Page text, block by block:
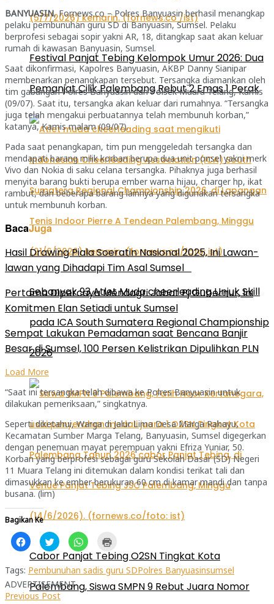
Festival Panjat Tebing Kelompok Umur 2026: Dua
Pemanjat Cilik Palembang Rebut 2 Emas 1 Perak
Sebanyak 93 Atlet Muda cheerleading Unjuk Skill
pada ICA South Sumatera Regional Championship
2026
Cabor Panjat Tebing O2SN Tingkat Kota
Palembang, Siswa SMPN 9 Rebut Juara Nomor
BANYUASIN, Fornews.co – Polres Banyuasin berhasil menangkap
pelaku pembunuhan guru SD di Banyuasin, Sumsel. Pelaku
berprofesi sebagai sopir yakni AR, 18, ditangkap saat akan keluar
rumah di kawasan Banyuasin, Sumsel.
Saat dikonfirmasi, Kapolres Banyuasin, AKBP Danny Sianipar
membenarkan penangkapan tersebut. Tersangka diamankan oleh
tim gabungan Polres Banyuasin dan Polsek Muara Telang, Kamis
(09/07). Saat itu, tersangka akan keluar dari rumahnya. “Tersangka
juga telah mengakui perbuatannya telah membunuh korban,”
katanya, Kamis malam (09/07).
Pada saat penangkapan, tim pun menggeledah tersangka dan
mendapati barang milik korban berupa dua unit ponsel yakni merk
Vivo dan Nokia di saku celana tersangka. Pihaknya juga berhasil
menyita barang bukti berupa ember warna hijau, charger hp, ikat
rambut, dan beberapa barang lainnya yang digunakan tersangka
untuk membunuh korban.
BacaJuga
Hasil Drawing Piala Soeratin Nasional 2025, Ini Lawan-
lawan yang Dihadapi Tim Asal Sumsel
Pertama Dipercaya Mendagri Jabat Pj Gubernur, Ini
Komitmen Elan Setiadi untuk Sumsel
Sempat Lakukan Pemadaman saat Bencana Banjir
Besar di Sumsel, 100 Persen Kelistrikan Dipulihkan PLN
Load More
“Saat ini tersangka telah dibawa ke Polres Banyuasin untuk
dilakukan pemeriksaan,” singkatnya.
Seperti diketahui, Warga di Jalur Lima Desa Marga Rahayu,
Kecamatan Sumber Marga Telang, Banyuasin, Sumsel digegerkan
dengan penemuan mayat perempuan yakni Efriza Yuniar, 50.
Korban yang berprofesi sebagai guru Sekolah Dasar (SD) Negeri
11 Muara Telang ini ditemukan dalam kondisi terikat tali dan
dimasukkan ke ember berukuran 60 cm di kamar mandi dan tanpa
busana. (lim)
Bagikan Ke
Klik
untuk
membagikan
di
Facebook(Membuka
di
jendela
yang
baru)
Klik
untuk
berbagi
pada
Twitter(Membuka
di
jendela
yang
baru)
Klik
untuk
berbagi
di
WhatsApp(Membuka
di
jendela
yang
mencetak(Membuka
di
jendela
yang
baru)
Tags: Pembunuhan sadis guru SDPolres Banyuasinsumsel
ADVERTISEMENT
Previous Post